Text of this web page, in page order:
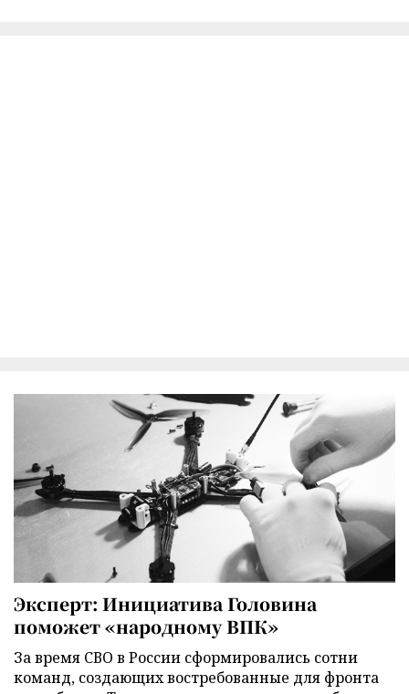
Эксперт: Инициатива Головина
поможет «народному ВПК»
За время СВО в России сформировались сотни
команд, создающих востребованные для фронта